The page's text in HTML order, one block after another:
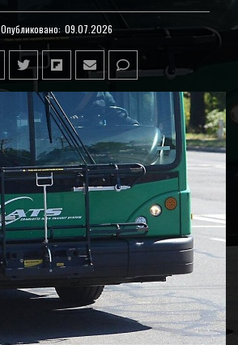
Опубликовано: 09.07.2026